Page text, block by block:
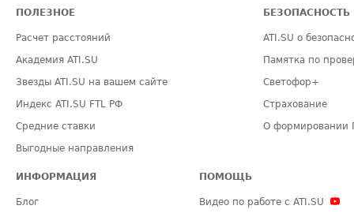
ПОЛЕЗНОЕ
Расчет расстояний
Академия ATI.SU
Звезды ATI.SU на вашем сайте
Индекс ATI.SU FTL РФ
Средние ставки
Выгодные направления
БЕЗОПАСНОСТЬ
ATI.SU о
Памятка по
Светофор+
Страхование
О формировании
ИНФОРМАЦИЯ
Блог
ПОМОЩЬ
Видео по работе с ATI.SU